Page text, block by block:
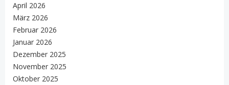
April 2026
März 2026
Februar 2026
Januar 2026
Dezember 2025
November 2025
Oktober 2025